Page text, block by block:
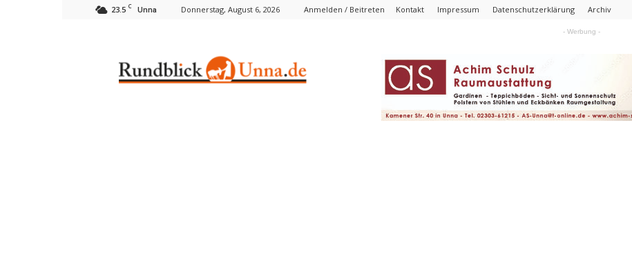
23.5 C Unna Donnerstag, August 6, 2026 Anmelden / Beitreten Kontakt Impressum Datenschutzerklärung Archiv
- Werbung -